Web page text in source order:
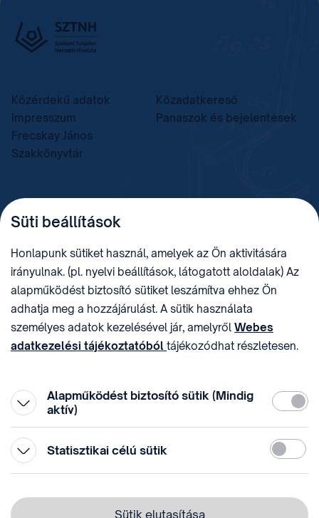
Közérdekű adatok
Közadatkereső
Impresszum
Panaszok és bejelentések
Frecskay János
Szakkönyvtár
TELEFON
+36 (1) 312 4400
sztnh@hipo.gov.hu 15311746-2-42
CÍM
1081 Budapest II. János
Pál pápa tér 7.
HIVATAL RÖVID NEVE
SZTNHOPS, KRID:
174434905
KÖZÖSSÉGI MÉDIA
⁣ ⁣
Süti beállítások
Honlapunk sütiket használ, amelyek az Ön aktivitására
irányulnak. (pl. nyelvi beállítások, látogatott aloldalak) Az
alapműködést biztosító sütiket leszámítva ehhez Ön
adhatja meg a hozzájárulást. A sütik használata
személyes adatok kezelésével jár, amelyről Webes
adatkezelési tájékoztatóból tájékozódhat részletesen.
Alapműködést biztosító sütik (Mindig
aktív)
Statisztikai célú sütik
Sütik elutasítása